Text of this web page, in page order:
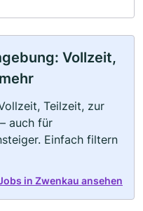
Vollzeit,
Teilzeit, zur
auch für
Einfach filtern
in Zwenkau ansehen